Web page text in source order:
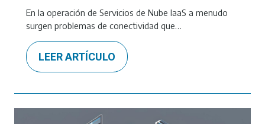
En la operación de Servicios de Nube IaaS a menudo
surgen problemas de conectividad que…
LEER ARTÍCULO